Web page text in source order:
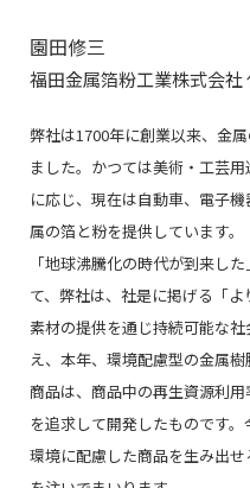
園田修三
福田金属箔粉工業株式会社
弊社は1700年に創業以来、金
ました。かつては美術・工芸
に応じ、現在は自動車、電子
属の箔と粉を提供しています。
「地球沸騰化の時代が到来し
て、弊社は、社是に掲げる「よ
素材の提供を通じ持続可能な
え、本年、環境配慮型の金属
商品は、商品中の再生資源利
を追求して開発したものです
環境に配慮した商品を生み出